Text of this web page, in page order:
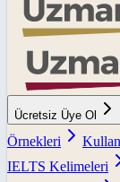
Ücretsiz Üye Ol
Örnekleri
IELTS Kelimeleri